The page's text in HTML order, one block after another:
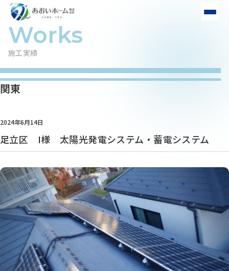
施工実績
関東
2024年6月14日
足立区 I様 太陽光発電システム・蓄電システム